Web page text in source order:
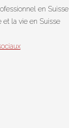
en Suisse
et la vie en Suisse